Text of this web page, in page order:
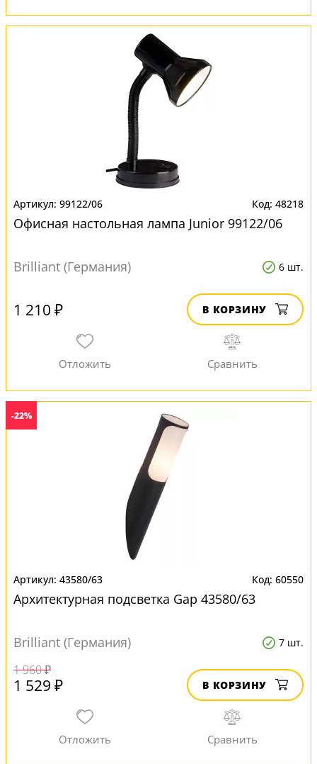
99122/06 48218
Офисная настольная лампа Junior 99122/06
Brilliant (Германия) 6 шт.
1 210 ₽ В КОРЗИНУ
-22%
43580/63 60550
Архитектурная подсветка Gap 43580/63
Brilliant (Германия) 7 шт.
1 960 ₽
1 529 ₽ В КОРЗИНУ